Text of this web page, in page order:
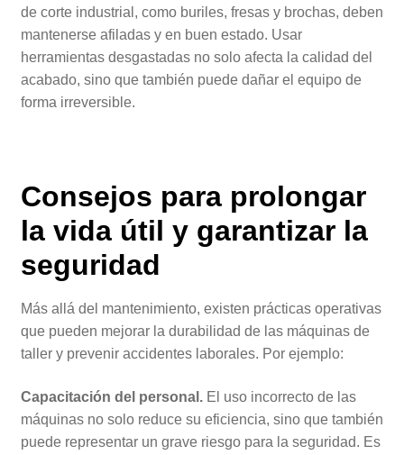
de corte industrial, como buriles, fresas y brochas, deben
mantenerse afiladas y en buen estado. Usar
herramientas desgastadas no solo afecta la calidad del
acabado, sino que también puede dañar el equipo de
forma irreversible.
Consejos para prolongar
la vida útil y garantizar la
seguridad
Más allá del mantenimiento, existen prácticas operativas
que pueden mejorar la durabilidad de las máquinas de
taller y prevenir accidentes laborales. Por ejemplo:
Capacitación del personal. El uso incorrecto de las
máquinas no solo reduce su eficiencia, sino que también
puede representar un grave riesgo para la seguridad. Es